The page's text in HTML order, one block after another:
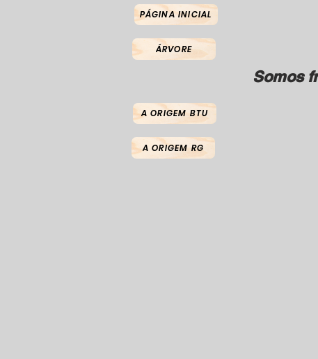
PÁGINA INICIAL
ÁRVORE
Somos
A ORIGEM BTU
A ORIGEM RG